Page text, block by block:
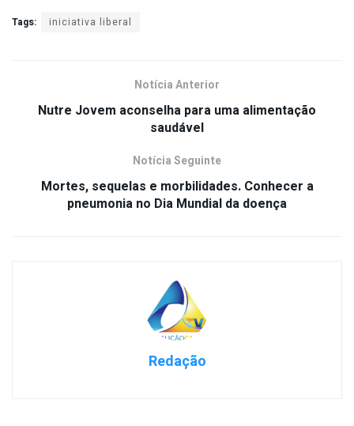
Tags: iniciativa liberal
Notícia Anterior
Nutre Jovem aconselha para uma alimentação
saudável
Notícia Seguinte
Mortes, sequelas e morbilidades. Conhecer a
pneumonia no Dia Mundial da doença
Redação